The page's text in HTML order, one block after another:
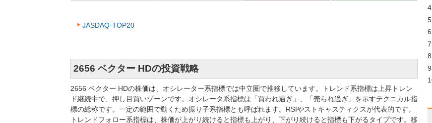
JASDAQ-TOP20
2656 ベクター HDの投資戦略
2656 ベクター HDの株価は、オシレーター系指標では中立圏で推移しています。トレンド系指標は上昇トレン
ド継続中で、押し目買いゾーンです。オシレータ系指標は「買われ過ぎ」、「売られ過ぎ」を示すテクニカル指
標の総称です。一定の範囲で動くため振り子系指標とも呼ばれます。RSIやストキャスティクスが代表的です。
トレンドフォロー系指標は、株価が上がり続けると指標も上がり、下がり続けると指標も下がるタイプです。移